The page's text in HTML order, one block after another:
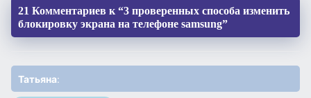
21 Комментариев к “3 проверенных способа изменить
блокировку экрана на телефоне samsung”
Татьяна: